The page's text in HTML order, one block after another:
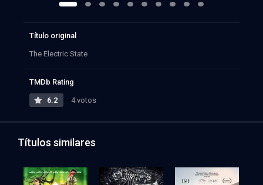
Título original
The Electric State
TMDb Rating
6.2 4 votos
Títulos similares